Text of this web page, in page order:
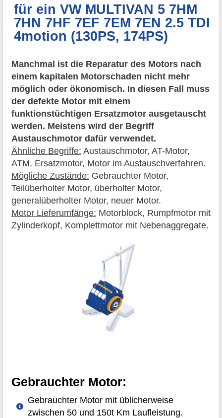
für ein VW MULTIVAN 5 7HM
7HN 7HF 7EF 7EM 7EN 2.5 TDI
4motion (130PS, 174PS)
Manchmal ist die Reparatur des Motors nach
einem kapitalen Motorschaden nicht mehr
möglich oder ökonomisch. In diesen Fall muss
der defekte Motor mit einem
funktionstüchtigen Ersatzmotor ausgetauscht
werden. Meistens wird der Begriff
Austauschmotor dafür verwendet.
Ähnliche Begriffe: Austauschmotor, AT-Motor,
ATM, Ersatzmotor, Motor im Austauschverfahren.
Mögliche Zustände: Gebrauchter Motor,
Teilüberholter Motor, überholter Motor,
generalüberholter Motor, neuer Motor.
Motor Lieferumfänge: Motorblock, Rumpfmotor mit
Zylinderkopf, Komplettmotor mit Nebenaggregate.
Gebrauchter Motor:
Gebrauchter Motor mit üblicherweise
zwischen 50 und 150t Km Laufleistung.